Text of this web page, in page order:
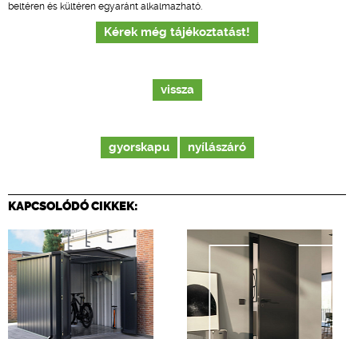
beltéren és kültéren egyaránt alkalmazható.
Kérek még tájékoztatást!
vissza
gyorskapu nyílászáró
KAPCSOLÓDÓ CIKKEK: